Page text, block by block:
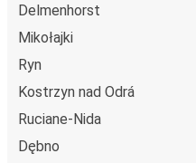
Delmenhorst
Mikołajki
Ryn
Kostrzyn nad Odrá
Ruciane-Nida
Dębno